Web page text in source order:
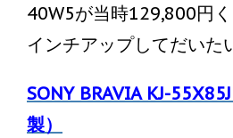
40W5が当時129,800円
インチアップしてだいた
SONY BRAVIA KJ-
製）